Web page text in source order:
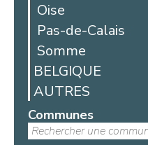
Oise
Pas-de-Calais
Somme
BELGIQUE
AUTRES
Communes